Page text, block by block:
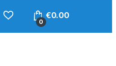
0
€0.00